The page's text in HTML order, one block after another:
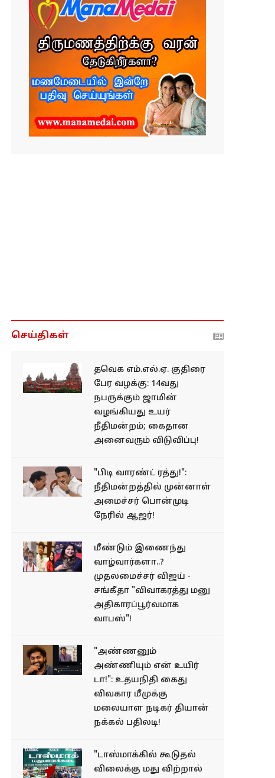
செய்திகள்
தவெக எம்.எல்.ஏ. குதிரை
பேர வழக்கு: 14வது
நபருக்கும் ஜாமின்
வழங்கியது உயர்
நீதிமன்றம்; கைதான
அனைவரும் விடுவிப்பு!
"பிடி வாரண்ட் ரத்து!":
நீதிமன்றத்தில் முன்னாள்
அமைச்சர் பொன்முடி
நேரில் ஆஜர்!
மீண்டும் இணைந்து
வாழ்வார்களா..?
முதலமைச்சர் விஜய் -
சங்கீதா "விவாகரத்து மனு
அதிகாரப்பூர்வமாக
வாபஸ்"!
"அண்ணனும்
அண்ணியும் என் உயிர்
டா!": உதயநிதி கைது
விவகார மீமுக்கு
மலையாள நடிகர் தியான்
நக்கல் பதிலடி!
"டாஸ்மாக்கில் கூடுதல்
விலைக்கு மது விற்றால்